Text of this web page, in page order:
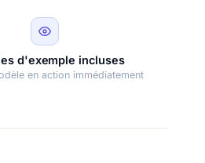
d'exemple incluses
en action immédiatement